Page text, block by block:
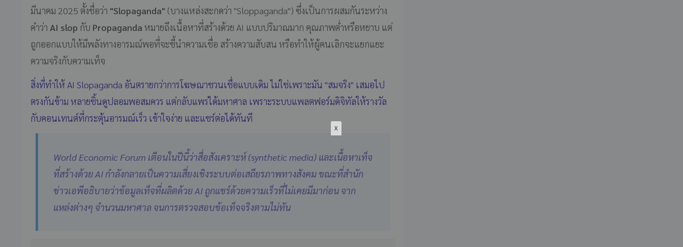
มีนาคม 2025 ตั้งชื่อว่า "Slopaganda" (บางแหล่งสะกดว่า "Sloppaganda") ซึ่งเป็นการผสมกันระหว่าง
คำว่า AI slop กับ Propaganda หมายถึงเนื้อหาที่สร้างด้วย AI แบบปริมาณมาก คุณภาพต่ำหรือหยาบ แต่
ถูกออกแบบให้มีพลังทางอารมณ์พอที่จะชี้นำความเชื่อ สร้างความสับสน หรือทำให้ผู้คนเลิกจะแยกแยะ
ความจริงกับความเท็จ
สิ่งที่ทำให้ AI Slopaganda อันตรายกว่าการโฆษณาชวนเชื่อแบบเดิม ไม่ใช่เพราะมัน "สมจริง" เสมอไป
ตรงกันข้าม หลายชิ้นดูปลอมพอสมควร แต่กลับแพร่ได้มหาศาล เพราะระบบแพลตฟอร์มดิจิทัลให้รางวัล
กับคอนเทนต์ที่กระตุ้นอารมณ์เร็ว เข้าใจง่าย และแชร์ต่อได้ทันที
World Economic Forum เตือนในปีนี้ว่าสื่อสังเคราะห์ (synthetic media) และเนื้อหาเท็จ
ที่สร้างด้วย AI กำลังกลายเป็นความเสี่ยงเชิงระบบต่อเสถียรภาพทางสังคม ขณะที่สำนัก
ข่าวเอพีอธิบายว่าข้อมูลเท็จที่ผลิตด้วย AI ถูกแชร์ด้วยความเร็วที่ไม่เคยมีมาก่อน จาก
แหล่งต่างๆ จำนวนมหาศาล จนการตรวจสอบข้อเท็จจริงตามไม่ทัน